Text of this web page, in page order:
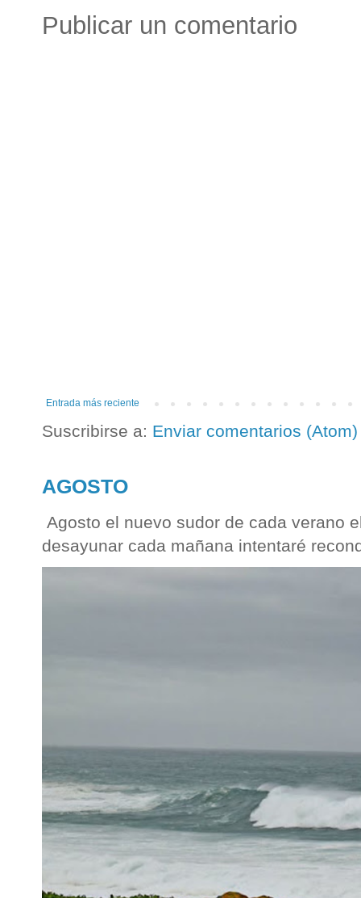
Publicar un comentario
Entrada más reciente
Suscribirse a: Enviar comentarios (Atom)
AGOSTO
Agosto el nuevo sudor de cada verano
desayunar cada mañana intentaré